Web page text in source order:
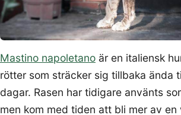
Mastino napoletano är en italiensk
rötter som sträcker sig tillbaka ända
dagar. Rasen har tidigare använts
men kom med tiden att bli mer av en